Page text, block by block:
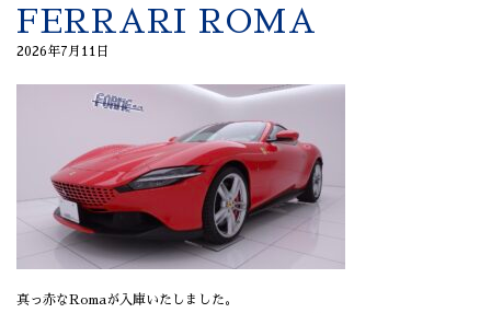
FERRARI ROMA
2026年7月11日
真っ赤なRomaが入庫いたしました。